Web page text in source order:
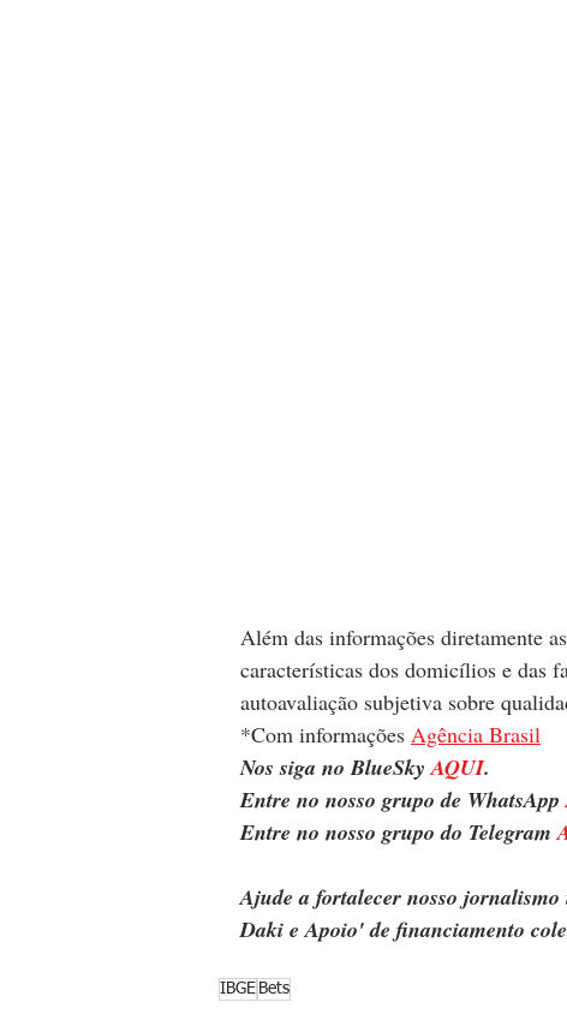
Além das informações diretamente
características dos domicílios e das
autoavaliação subjetiva sobre
*Com informações Agência Brasil
Nos siga no BlueSky AQUI.
Entre no nosso grupo de WhatsApp
Entre no nosso grupo do Telegram
Ajude a fortalecer nosso
Daki e Apoio' de financiamento
IBGE Bets